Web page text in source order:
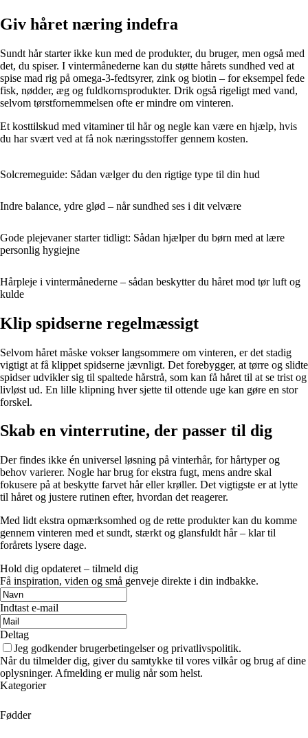
Giv håret næring indefra
Sundt hår starter ikke kun med de produkter, du bruger, men også med
det, du spiser. I vintermånederne kan du støtte hårets sundhed ved at
spise mad rig på omega-3-fedtsyrer, zink og biotin – for eksempel fede
fisk, nødder, æg og fuldkornsprodukter. Drik også rigeligt med vand,
selvom tørstfornemmelsen ofte er mindre om vinteren.
Et kosttilskud med vitaminer til hår og negle kan være en hjælp, hvis
du har svært ved at få nok næringsstoffer gennem kosten.
Solcremeguide: Sådan vælger du den rigtige type til din hud
Indre balance, ydre glød – når sundhed ses i dit velvære
Gode plejevaner starter tidligt: Sådan hjælper du børn med at lære
personlig hygiejne
Hårpleje i vintermånederne – sådan beskytter du håret mod tør luft og
kulde
Klip spidserne regelmæssigt
Selvom håret måske vokser langsommere om vinteren, er det stadig
vigtigt at få klippet spidserne jævnligt. Det forebygger, at tørre og slidte
spidser udvikler sig til spaltede hårstrå, som kan få håret til at se trist og
livløst ud. En lille klipning hver sjette til ottende uge kan gøre en stor
forskel.
Skab en vinterrutine, der passer til dig
Der findes ikke én universel løsning på vinterhår, for hårtyper og
behov varierer. Nogle har brug for ekstra fugt, mens andre skal
fokusere på at beskytte farvet hår eller krøller. Det vigtigste er at lytte
til håret og justere rutinen efter, hvordan det reagerer.
Med lidt ekstra opmærksomhed og de rette produkter kan du komme
gennem vinteren med et sundt, stærkt og glansfuldt hår – klar til
forårets lysere dage.
Hold dig opdateret – tilmeld dig
Få inspiration, viden og små genveje direkte i din indbakke.
Indtast e-mail
Deltag
Jeg godkender brugerbetingelser og privatlivspolitik.
Når du tilmelder dig, giver du samtykke til vores vilkår og brug af dine
oplysninger. Afmelding er mulig når som helst.
Kategorier
Fødder